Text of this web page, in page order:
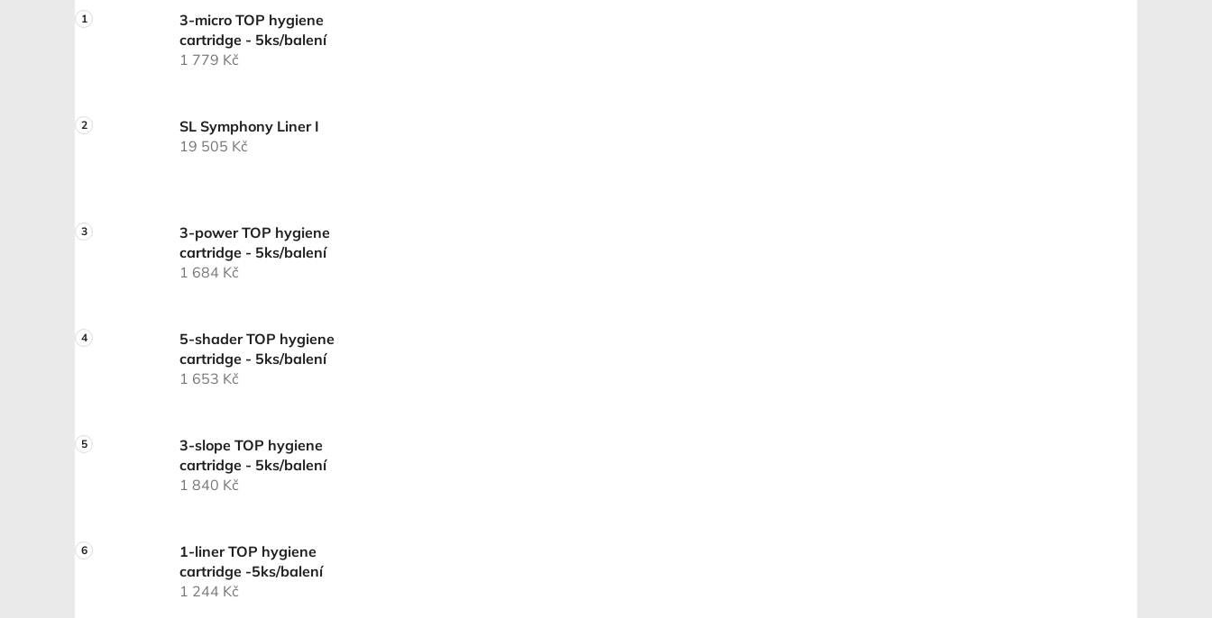
3-micro TOP hygiene
cartridge - 5ks/balení
1 779 Kč
SL Symphony Liner I
19 505 Kč
3-power TOP hygiene
cartridge - 5ks/balení
1 684 Kč
5-shader TOP hygiene
cartridge - 5ks/balení
1 653 Kč
3-slope TOP hygiene
cartridge - 5ks/balení
1 840 Kč
1-liner TOP hygiene
cartridge -5ks/balení
1 244 Kč